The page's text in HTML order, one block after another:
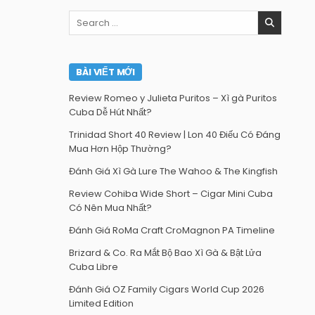
Search
for:
BÀI VIẾT MỚI
Review Romeo y Julieta Puritos – Xì gà Puritos
Cuba Dễ Hút Nhất?
Trinidad Short 40 Review | Lon 40 Điếu Có Đáng
Mua Hơn Hộp Thường?
Đánh Giá Xì Gà Lure The Wahoo & The Kingfish
Review Cohiba Wide Short – Cigar Mini Cuba
Có Nên Mua Nhất?
Đánh Giá RoMa Craft CroMagnon PA Timeline
Brizard & Co. Ra Mắt Bộ Bao Xì Gà & Bật Lửa
Cuba Libre
Đánh Giá OZ Family Cigars World Cup 2026
Limited Edition